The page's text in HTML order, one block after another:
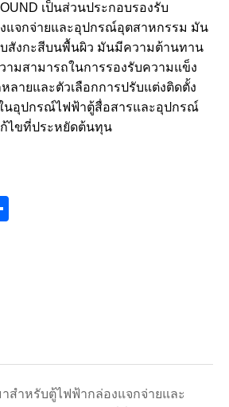
한국어
Svenska
Malay
เป็นส่วนประกอบรองรับ
จกจ่ายและอุปกรณ์อุตสาหกรรม มัน
สังกะสีบนพื้นผิว มันมีความต้านทาน
ามสามารถในการรองรับความแข็ง
ายและตัวเลือกการปรับแต่งติดตั้ง
นอุปกรณ์ไฟฟ้าตู้สื่อสารและอุปกรณ์
ไขที่ประหยัดต้นทุน
Share
สำหรับตู้ไฟฟ้ากล่องแจกจ่ายและ